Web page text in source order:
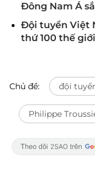
Đông Nam Á
Đội tuyển Việt
thứ 100 thế giới
Chủ đề: đội
Philippe